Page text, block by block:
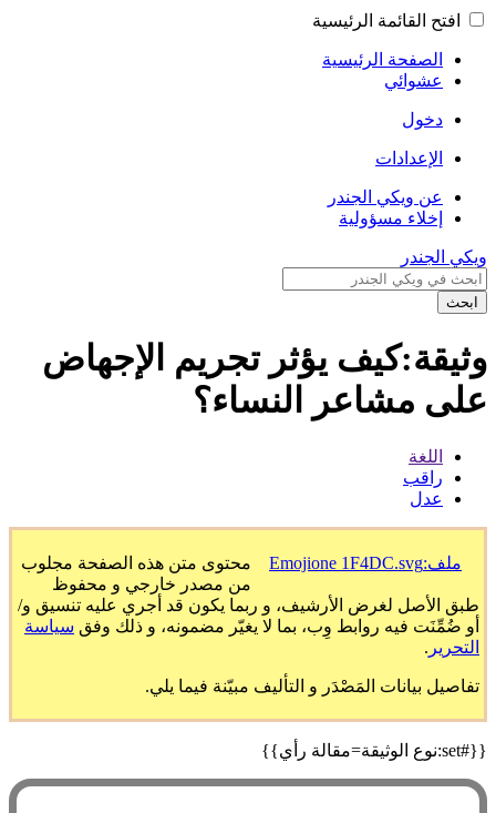
افتح القائمة الرئيسية
الصفحة الرئيسية
عشوائي
دخول
الإعدادات
عن ويكي الجندر
إخلاء مسؤولية
ويكي الجندر
ابحث
وثيقة:كيف يؤثر تجريم الإجهاض
على مشاعر النساء؟
اللغة
راقب
عدل
ملف:Emojione 1F4DC.svg
محتوى متن هذه الصفحة مجلوب
من مصدر خارجي و محفوظ
طبق الأصل لغرض الأرشيف، و ربما يكون قد أجري عليه تنسيق و/
أو ضُمِّنَت فيه روابط وِب، بما لا يغيّر مضمونه، و ذلك وفق سياسة
التحرير .
تفاصيل بيانات المَصْدَر و التأليف مبيّنة فيما يلي.
{{#set:نوع الوثيقة=مقالة رأي}}